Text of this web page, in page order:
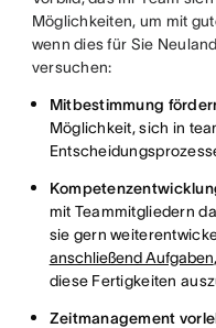
Möglichkeiten, um mit
wenn dies für Sie
versuchen:
Mitbestimmung
Möglichkeit, sich in
mit Teammitgliedern
sie gern
anschließend Aufgaben
diese Fertigkeiten
Zeitmanagement